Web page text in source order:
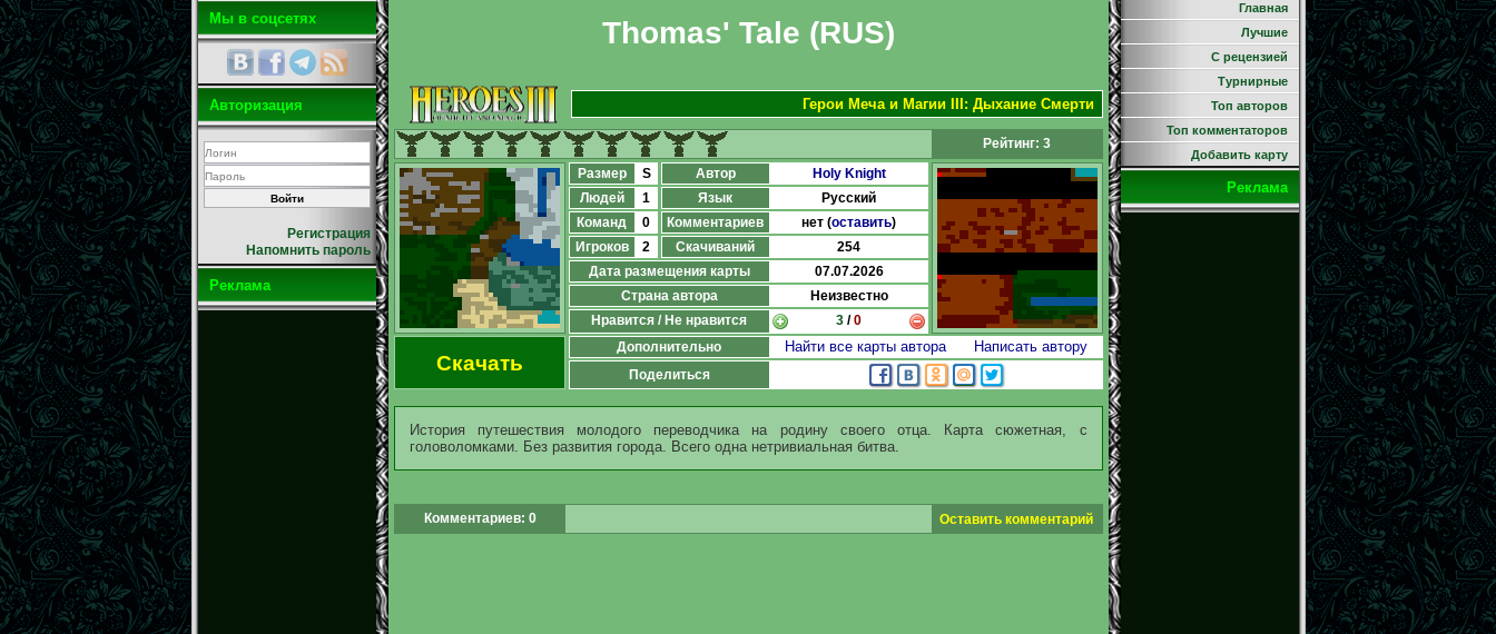
Мы в соцсетях
Авторизация
Регистрация
Напомнить пароль
Реклама
Thomas' Tale (RUS)
Герои Меча и Магии III: Дыхание Смерти
Рейтинг: 3
Размер
S Автор
Holy Knight
Людей
1 Язык
Русский
Команд
0 Комментариев нет (оставить)
Игроков
2 Скачиваний
254
Дата размещения карты
07.07.2026
Страна автора
Неизвестно
Нравится / Не нравится
3 /0
Скачать
Дополнительно Найти все карты автора Написать автору
Поделиться
История путешествия молодого переводчика на родину своего отца. Карта сюжетная, с
головоломками. Без развития города. Всего одна нетривиальная битва.
Комментариев: 0 Оставить комментарий
Главная
Лучшие
С рецензией
Турнирные
Топ авторов
Топ комментаторов
Добавить карту
Реклама